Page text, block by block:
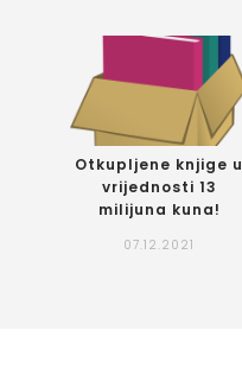
Otkupljene knjige u
vrijednosti 13
milijuna kuna!
07.12.2021